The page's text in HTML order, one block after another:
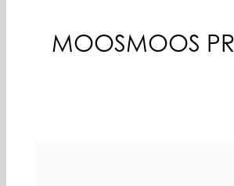
MOOSMOOS